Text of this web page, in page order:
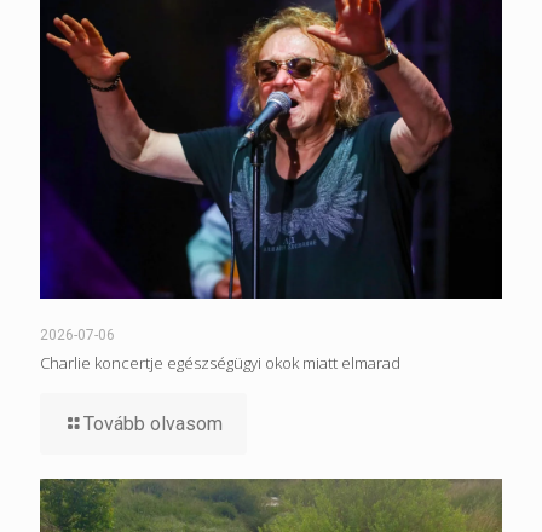
2026-07-06
Charlie koncertje egészségügyi okok miatt elmarad
Tovább olvasom